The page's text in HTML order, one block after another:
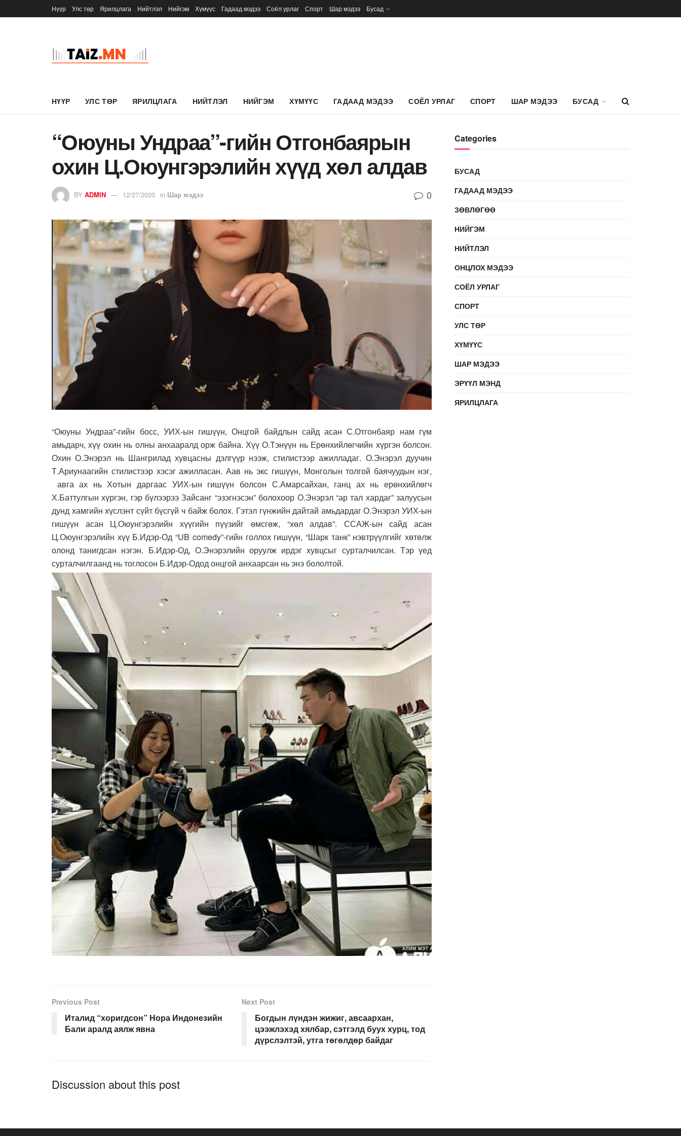
Нүүр Улс төр Ярилцлага Нийтлэл Нийгэм Хүмүүс Гадаад мэдээ Соёл урлаг Спорт Шар мэдээ Бусад
НҮҮР УЛС ТӨР ЯРИЛЦЛАГА НИЙТЛЭЛ НИЙГЭМ ХҮМҮҮС ГАДААД МЭДЭЭ СОЁЛ УРЛАГ СПОРТ ШАР МЭДЭЭ БУСАД
“Оюуны Ундраа”-гийн Отгонбаярын
охин Ц.Оюунгэрэлийн хүүд хөл алдав
BY ADMIN 12/27/2020 in Шар мэдээ 0
“Оюуны Ундраа”-гийн босс, УИХ-ын гишүүн, Онцгой байдлын сайд асан С.Отгонбаяр нам гүм
амьдарч, хүү охин нь олны анхааралд орж байна. Хүү О.Тэнүүн нь Ерөнхийлөгчийн хүргэн болсон.
Охин О.Энэрэл нь Шангрилад хувцасны дэлгүүр нээж, стилистээр ажилладаг. О.Энэрэл дуучин
Т.Ариунаагийн стилистээр хэсэг ажилласан. Аав нь экс гишүүн, Монголын толгой баячуудын нэг,
авга ах нь Хотын даргаас УИХ-ын гишүүн болсон С.Амарсайхан, ганц ах нь ерөнхийлөгч
Х.Баттулгын хүргэн, гэр бүлээрээ Зайсанг “эзэгнэсэн” болохоор О.Энэрэл “ар тал хардаг” залуусын
дунд хамгийн хүслэнт сүйт бүсгүй ч байж болох. Гэтэл гүнжийн дайтай амьдардаг О.Энэрэл УИХ-ын
гишүүн асан Ц.Оюунгэрэлийн хүүгийн пүүзийг өмсгөж, “хөл алдав”. ССАЖ-ын сайд асан
Ц.Оюунгэрэлийн хүү Б.Идэр-Од “UB comedy”-гийн голлох гишүүн, “Шарк танк” нэвтрүүлгийг хөтөлж
олонд танигдсан нэгэн. Б.Идэр-Од, О.Энэрэлийн оруулж ирдэг хувцсыг сурталчилсан. Тэр үед
сурталчилгаанд нь тоглосон Б.Идэр-Одод онцгой анхаарсан нь энэ бололтой.
Previous Post
Италид “хоригдсон” Нора Индонезийн
Бали аралд аялж явна
Next Post
Богдын лүндэн жижиг, авсаархан,
цээжлэхэд хялбар, сэтгэлд буух хурц, тод
дүрслэлтэй, утга төгөлдөр байдаг
Discussion about this post
Categories
БУСАД
ГАДААД МЭДЭЭ
ЗӨВЛӨГӨӨ
НИЙГЭМ
НИЙТЛЭЛ
ОНЦЛОХ МЭДЭЭ
СОЁЛ УРЛАГ
СПОРТ
УЛС ТӨР
ХҮМҮҮС
ШАР МЭДЭЭ
ЭРҮҮЛ МЭНД
ЯРИЛЦЛАГА